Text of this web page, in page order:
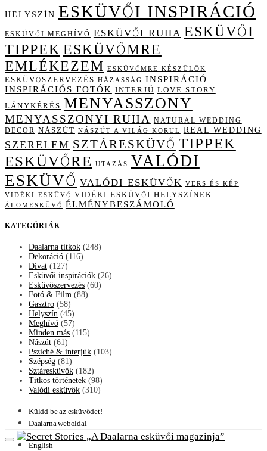
HELYSZÍN ESKÜVŐI INSPIRÁCIÓ
ESKÜVŐI MEGHÍVÓ ESKÜVŐI RUHA ESKÜVŐI
TIPPEK ESKÜVŐMRE
EMLÉKEZEM ESKÜVŐMRE KÉSZÜLÖK
ESKÜVŐSZERVEZÉS HÁZASSÁG INSPIRÁCIÓ
INSPIRÁCIÓS FOTÓK INTERJÚ LOVE STORY
LÁNYKÉRÉS MENYASSZONY
MENYASSZONYI RUHA
NATURAL WEDDING
DECOR NÁSZÚT NÁSZÚT A VILÁG KÖRÜL REAL WEDDING
SZERELEM SZTÁRESKÜVŐ TIPPEK
ESKÜVŐRE
UTAZÁS VALÓDI
ESKÜVŐ VALÓDI ESKÜVŐK VERS ÉS KÉP
VIDÉKI ESKÜVŐ VIDÉKI ESKÜVŐI HELYSZÍNEK
ÁLOMESKÜVŐ ÉLMÉNYBESZÁMOLÓ
KATEGÓRIÁK
Daalarna titkok (248)
Dekoráció (116)
Divat (127)
Esküvői inspirációk (26)
Esküvőszervezés (60)
Fotó & Film (88)
Gasztro (58)
Helyszín (45)
Meghívó (57)
Minden más (115)
Nászút (61)
Psziché & interjúk (103)
Szépség (81)
Sztáresküvők (182)
Titkos történetek (98)
Valódi esküvők (310)
Küldd be az esküvődet!
Daalarna weboldal
English
A Daalarna esküvői magazinja